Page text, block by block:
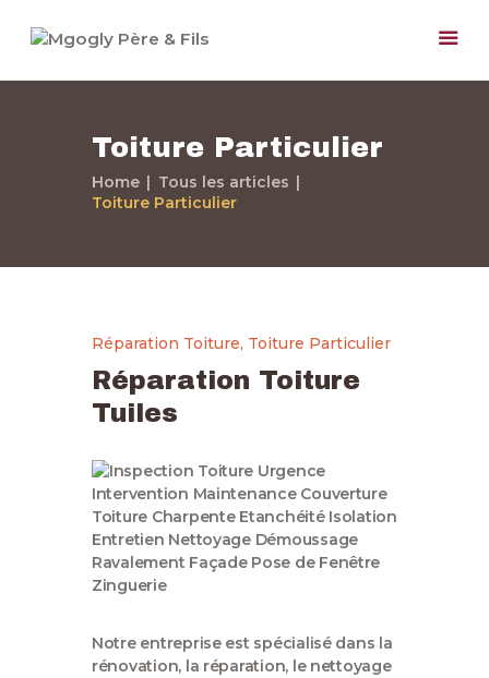
Toiture Particulier
Home
Tous les articles
Toiture Particulier
Notre Société
Nos Travaux
Devis Gratuit
Réparation Toiture, Toiture Particulier
Réparation Toiture
Tuiles
Notre entreprise est spécialisé dans la
rénovation, la réparation, le nettoyage